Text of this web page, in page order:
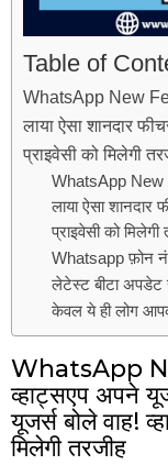
Table of
WhatsApp New
लाया ऐसा शानदार
प्राइवेसी को मिलेगी
WhatsApp New
लाया ऐसा शानदार
प्राइवेसी को मिलेगी
Whatsapp फ़ोन
लेटेस्ट बीटा अपडेट
केवल ये ही लोग
WhatsApp
व्हाट्सएप अपने
यूजर्स बोले वाह!
मिलेगी तरजीह